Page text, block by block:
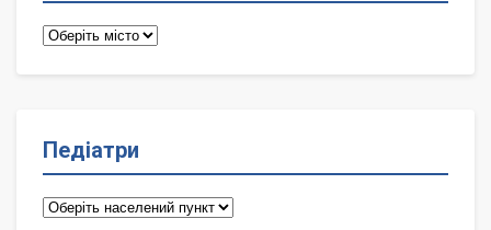
Терапевти
Педіатри
Педіатри